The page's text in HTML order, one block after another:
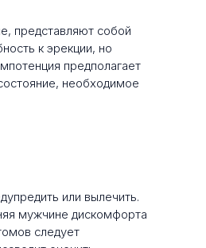
представляют собой
к эрекции, но
предполагает
необходимое
или вылечить.
мужчине дискомфорта
следует